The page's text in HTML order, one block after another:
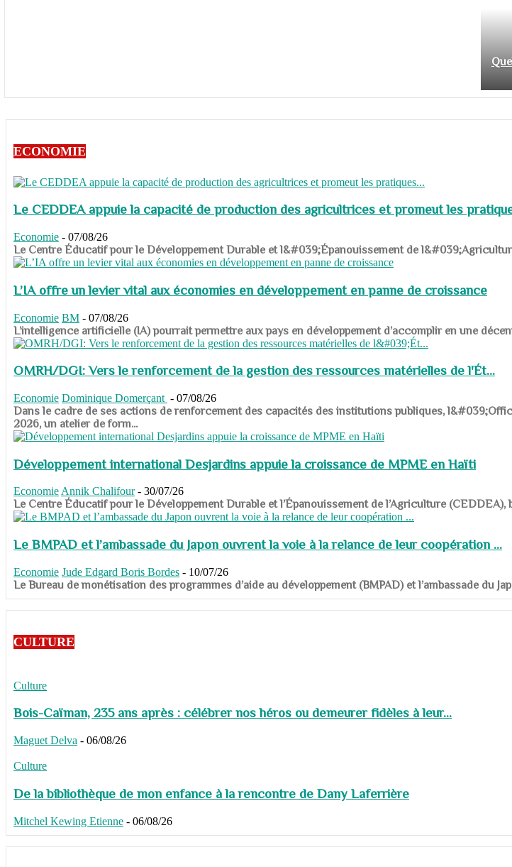
ECONOMIE
Le CEDDEA appuie la capacité de production des agricultrices et promeut les
Economie - 07/08/26
​​​​​​​Le Centre Éducatif pour le Développement Durable et l&#039;Épanouissement de
L’IA offre un levier vital aux économies en développement en panne de croissance
Economie BM - 07/08/26
​​​​​​​L’intelligence artificielle (IA) pourrait permettre aux pays en développement d’accomplir en une
OMRH/DGI: Vers le renforcement de la gestion des ressources matérielles de l'Ét...
Economie Dominique Domerçant - 07/08/26
Dans le cadre de ses actions de renforcement des capacités des institutions publiques,
2026, un atelier de form...
Développement international Desjardins appuie la croissance de MPME en Haïti
Economie Annik Chalifour - 30/07/26
​​​​​​​Le Centre Éducatif pour le Développement Durable et l’Épanouissement de l’Agriculture (CEDDEA),
Le BMPAD et l’ambassade du Japon ouvrent la voie à la relance de leur coopération ...
Economie Jude Edgard Boris Bordes - 10/07/26
​​​​​​​Le Bureau de monétisation des programmes d’aide au développement (BMPAD) et l’ambassade du
CULTURE
Culture
Bois-Caïman, 235 ans après : célébrer nos héros ou demeurer fidèles à leur...
Maguet Delva - 06/08/26
Culture
De la bibliothèque de mon enfance à la rencontre de Dany Laferrière
Mitchel Kewing Etienne - 06/08/26